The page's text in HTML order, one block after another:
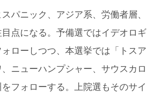
パニック、アジア系、労働者層、
点になる。予備選ではイデオロギ
ローしつつ、本選挙では「トスア
ニューハンプシャー、サウスカロ
フォローする。上院選もそのサイ